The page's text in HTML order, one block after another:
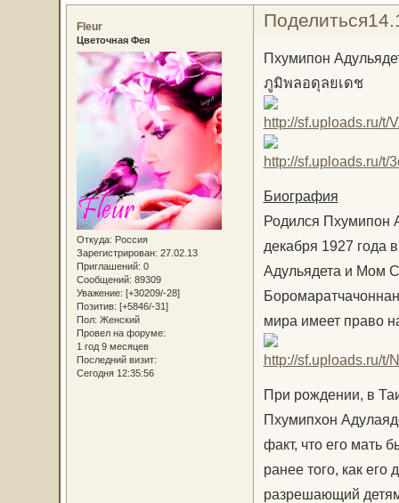
Поделиться
Fleur
Цветочная Фея
Откуда: Россия
Зарегистрирован: 27.02.13
Приглашений: 0
Сообщений: 89309
Уважение: [+30209/-28]
Позитив: [+5846/-31]
Пол: Женский
Провел на форуме:
1 год 9 месяцев
Последний визит:
Сегодня 12:35:56
Пхумипон
ภูมิพลอดุลยเดช
Биография
Родился Пхумипон
декабря 1927 года
Адульядета и Мом
мира имеет право
При рождении, в
Пхумипхон
факт, что его мать
ранее того, как
разрешающий